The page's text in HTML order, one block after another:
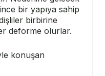
bir yapıya sahip
birbirine
deforme olurlar.
konuşan